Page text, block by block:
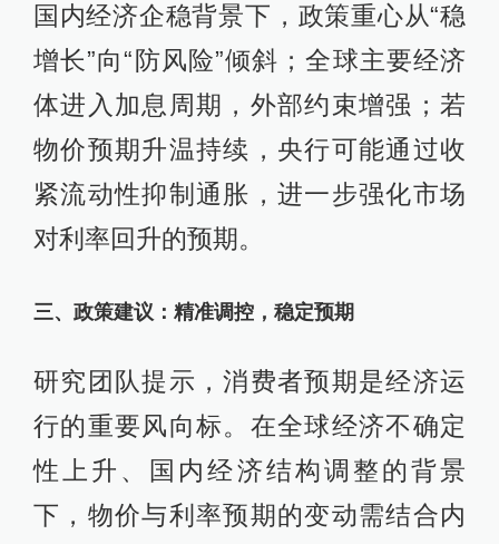
国内经济企稳背景下，政策重心从“稳
增长”向“防风险”倾斜；全球主要经济
体进入加息周期，外部约束增强；若
物价预期升温持续，央行可能通过收
紧流动性抑制通胀，进一步强化市场
对利率回升的预期。
三、政策建议：精准调控，稳定预期
研究团队提示，消费者预期是经济运
行的重要风向标。在全球经济不确定
性上升、国内经济结构调整的背景
下，物价与利率预期的变动需结合内